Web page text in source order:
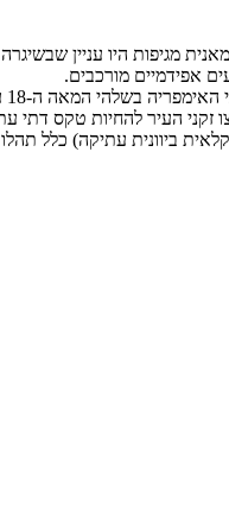
מגיפות היו עניין
אפידמיים מורכבים.
ה-18 עוררו לחץ וחרדה בקרב התושבים.
זקני העיר להחיות טקס דתי